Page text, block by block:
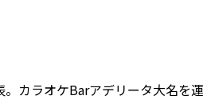
カラオケBarアデリータ大名を運